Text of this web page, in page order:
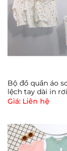
Bộ đồ quần áo
lệch tay dài in
Giá: Liên hệ